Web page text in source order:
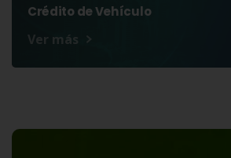
Crédito de Vehículo
Ver más